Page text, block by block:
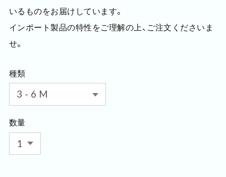
いるものをお届けしています。
インポート製品の特性をご理解の上、ご注文くださいま
せ。
種類
数量